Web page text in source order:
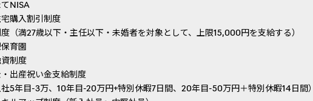
てNISA
宅購入割引制度
度（満27歳以下・主任以下・未婚者を対象として、上限15,000円を支給する）
育園
資制度
・出産祝い金支給制度
社5年目-3万、10年目-20万円+特別休暇7日間、20年目-50万円＋特別休暇14日間）